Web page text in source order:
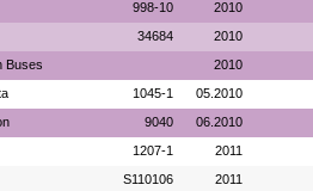
998-10 2010
34684 2010
Buses 2010
1045-1 05.2010
9040 06.2010
1207-1 2011
S110106 2011